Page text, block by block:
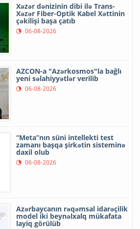
Xəzər dənizinin dibi ilə Trans-
Xəzər Fiber-Optik Kabel Xəttinin
çəkilişi başa çatıb
06-08-2026
AZCON-a "Azərkosmos"la bağlı
yeni səlahiyyətlər verilib
06-08-2026
“Meta”nın süni intellekti test
zamanı başqa şirkətin sisteminə
daxil olub
06-08-2026
Azərbaycanın rəqəmsal idarəçilik
model iki beynəlxalq mükafata
layiq görülüb